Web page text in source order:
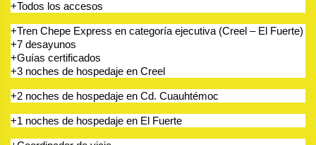
+Todos los accesos
+Tren Chepe Express en categoría ejecutiva (Creel – El Fuerte)
+7 desayunos
+Guías certificados
+3 noches de hospedaje en Creel
+2 noches de hospedaje en Cd. Cuauhtémoc
+1 noches de hospedaje en El Fuerte